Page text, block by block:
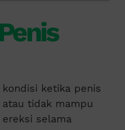
ketika penis
tidak mampu
selama